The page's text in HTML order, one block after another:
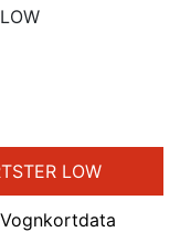
LOW
Vognkortdata